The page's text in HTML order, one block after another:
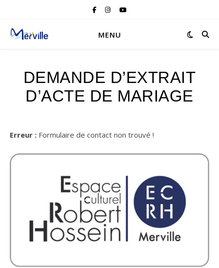
MENU
DEMANDE D’EXTRAIT
D’ACTE DE MARIAGE
Erreur : Formulaire de contact non trouvé !